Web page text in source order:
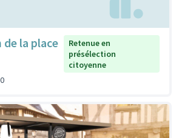
la place
Retenue en
présélection
citoyenne
0